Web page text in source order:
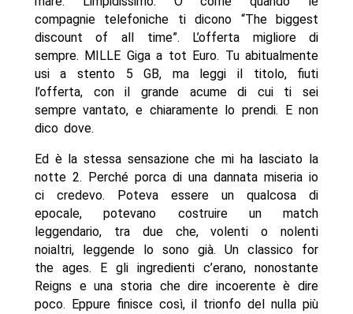
compagnie telefoniche ti dicono “The biggest
discount of all time”. L’offerta migliore di
sempre. MILLE Giga a tot Euro. Tu abitualmente
usi a stento 5 GB, ma leggi il titolo, fiuti
l’offerta, con il grande acume di cui ti sei
sempre vantato, e chiaramente lo prendi. E non
dico dove.
Ed è la stessa sensazione che mi ha lasciato la
notte 2. Perché porca di una dannata miseria io
ci credevo. Poteva essere un qualcosa di
epocale, potevano costruire un match
leggendario, tra due che, volenti o nolenti
noialtri, leggende lo sono già. Un classico for
the ages. E gli ingredienti c’erano, nonostante
Reigns e una storia che dire incoerente è dire
poco. Eppure finisce così, il trionfo del nulla più